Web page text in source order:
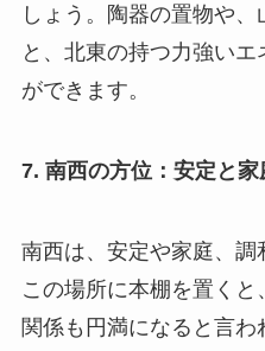
しょう。陶器の置物や
と、北東の持つ力強いエ
ができます。
7. 南西の方位：安定と
南西は、安定や家庭、調
この場所に本棚を置く
関係も円満になると言